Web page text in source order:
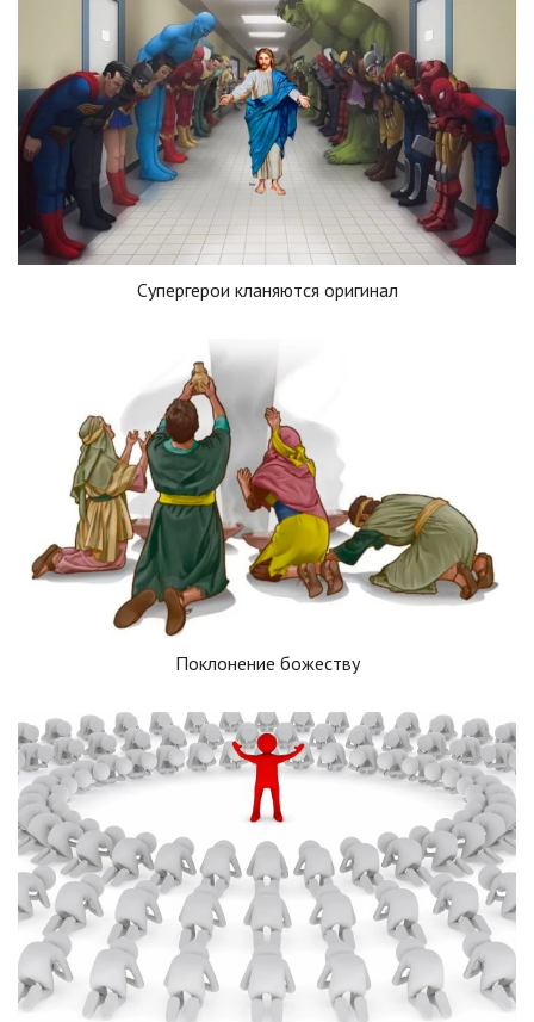
Супергерои кланяются оригинал
Поклонение божеству